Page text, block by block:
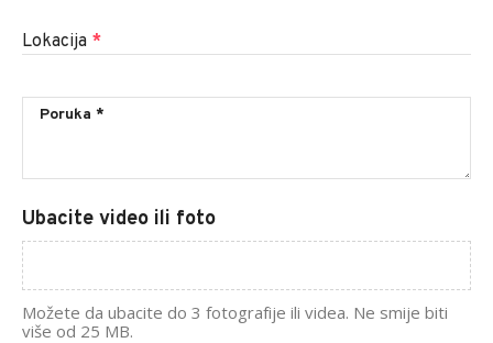
Lokacija *
Ubacite video ili foto
Možete da ubacite do 3 fotografije ili videa. Ne smije biti
više od 25 MB.